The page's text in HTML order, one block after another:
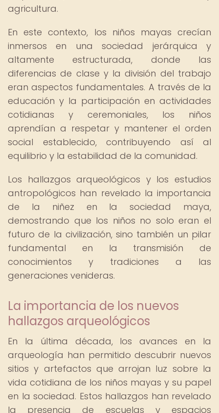
agricultura.
En este contexto, los niños mayas crecían
inmersos en una sociedad jerárquica y
altamente estructurada, donde las
diferencias de clase y la división del trabajo
eran aspectos fundamentales. A través de la
educación y la participación en actividades
cotidianas y ceremoniales, los niños
aprendían a respetar y mantener el orden
social establecido, contribuyendo así al
equilibrio y la estabilidad de la comunidad.
Los hallazgos arqueológicos y los estudios
antropológicos han revelado la importancia
de la niñez en la sociedad maya,
demostrando que los niños no solo eran el
futuro de la civilización, sino también un pilar
fundamental en la transmisión de
conocimientos y tradiciones a las
generaciones venideras.
La importancia de los nuevos
hallazgos arqueológicos
En la última década, los avances en la
arqueología han permitido descubrir nuevos
sitios y artefactos que arrojan luz sobre la
vida cotidiana de los niños mayas y su papel
en la sociedad. Estos hallazgos han revelado
la presencia de escuelas y espacios